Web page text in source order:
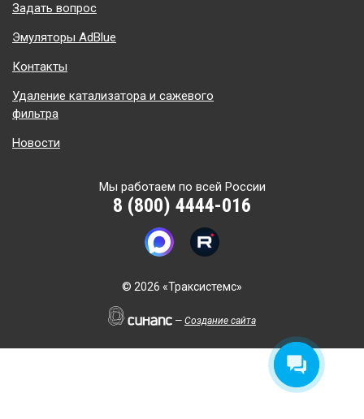
Задать вопрос
Эмуляторы AdBlue
Контакты
Удаление катализатора и сажевого
фильтра
Новости
Мы работаем по всей России
8 (800) 4444-016
© 2026 «Траксистемс»
— Создание сайта